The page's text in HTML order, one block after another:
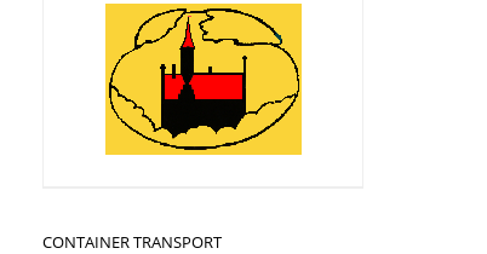
CONTAINER TRANSPORT